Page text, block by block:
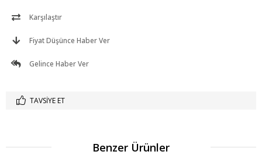
Karşılaştır
Fiyat Düşünce Haber Ver
Gelince Haber Ver
TAVSIYE ET
Benzer Ürünler